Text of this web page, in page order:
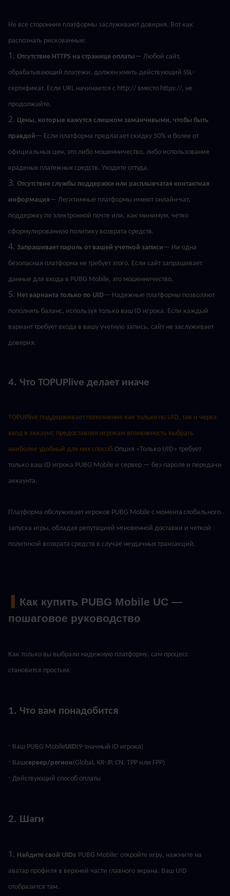
Не все сторонние платформы заслуживают доверия. Вот как
распознать рискованные:
1. Отсутствие HTTPS на странице оплаты— Любой сайт,
обрабатывающий платежи, должен иметь действующий SSL-
сертификат. Если URL начинается с http:// вместо https://, не
продолжайте.
2. Цены, которые кажутся слишком заманчивыми, чтобы быть
правдой— Если платформа предлагает скидку 50% и более от
официальных цен, это либо мошенничество, либо использование
краденых платежных средств. Уходите оттуда.
3. Отсутствие службы поддержки или расплывчатая контактная
информация— Легитимные платформы имеют онлайн-чат,
поддержку по электронной почте или, как минимум, четко
сформулированную политику возврата средств.
4. Запрашивает пароль от вашей учетной записи— Ни одна
безопасная платформа не требует этого. Если сайт запрашивает
данные для входа в PUBG Mobile, это мошенничество.
5. Нет варианта только по UID— Надежные платформы позволяют
пополнять баланс, используя только ваш ID игрока. Если каждый
вариант требует входа в вашу учетную запись, сайт не заслуживает
доверия.
4. Что TOPUPlive делает иначе
TOPUPlive поддерживает пополнение как только по UID, так и через
вход в аккаунт, предоставляя игрокам возможность выбрать
наиболее удобный для них способ.Опция «Только UID» требует
только ваш ID игрока PUBG Mobile и сервер — без пароля и передачи
аккаунта.
Платформа обслуживает игроков PUBG Mobile с момента глобального
запуска игры, обладая репутацией мгновенной доставки и четкой
политикой возврата средств в случае неудачных транзакций.
Как купить PUBG Mobile UC —
пошаговое руководство
Как только вы выбрали надежную платформу, сам процесс
становится простым.
1. Что вам понадобится
· Ваш PUBG MobileUID(9-значный ID игрока)
· Вашсервер/регион(Global, KR-JP, CN, TPP или FPP)
· Действующий способ оплаты
2. Шаги
1. Найдите свой UIDв PUBG Mobile: откройте игру, нажмите на
аватар профиля в верхней части главного экрана. Ваш UID
отобразится там.